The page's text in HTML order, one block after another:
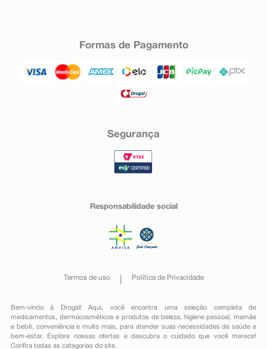
Formas de Pagamento
Segurança
Responsabilidade social
Termos de uso Política de Privacidade
Bem-vindo à Drogal! Aqui, você encontra uma seleção completa de
medicamentos , dermocosméticos e produtos de beleza, higiene pessoal ,mamãe
e bebê, conveniênciae muito mais, para atender suas necessidades de saúde e
bem-estar. Explore nossas ofertas e descubra o cuidado que você merece!
Confira todas as categorias do site.